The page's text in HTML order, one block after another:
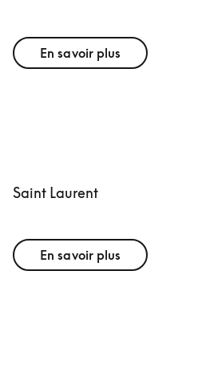
En savoir plus
Saint Laurent
En savoir plus